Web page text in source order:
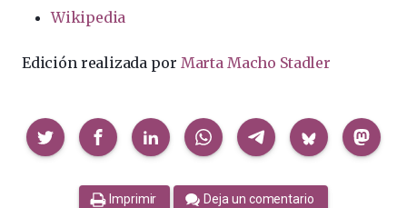
Wikipedia
Edición realizada por Marta Macho Stadler
Compartir
Imprimir Deja un comentario